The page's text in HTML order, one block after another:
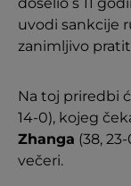
uvodi sankcije
zanimljivo
Na toj priredbi
14-0), kojeg
Zhanga (38,
večeri.